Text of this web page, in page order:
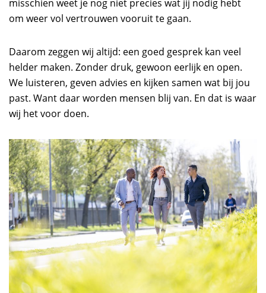
misschien weet je nog niet precies wat jij nodig hebt
om weer vol vertrouwen vooruit te gaan.
Daarom zeggen wij altijd: een goed gesprek kan veel
helder maken. Zonder druk, gewoon eerlijk en open.
We luisteren, geven advies en kijken samen wat bij jou
past. Want daar worden mensen blij van. En dat is waar
wij het voor doen.